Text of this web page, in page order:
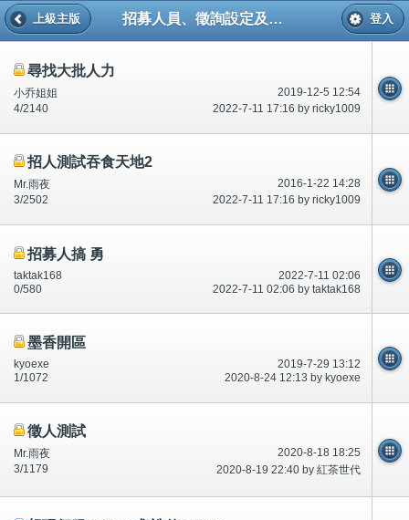
招募人員、徵詢設定及求尋專區
上級主版 登入
尋找大批人力
2019-12-5 12:54
小乔姐姐
2022-7-11 17:16 by ricky1009
4/2140
招人測試吞食天地2
2016-1-22 14:28
Mr.雨夜
2022-7-11 17:16 by ricky1009
3/2502
招募人搞 勇
2022-7-11 02:06
taktak168
2022-7-11 02:06 by taktak168
0/580
墨香開區
2019-7-29 13:12
kyoexe
2020-8-24 12:13 by kyoexe
1/1072
徵人測試
2020-8-18 18:25
Mr.雨夜
2020-8-19 22:40 by 紅茶世代
3/1179